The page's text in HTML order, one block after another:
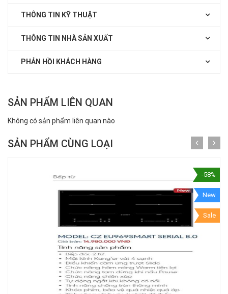
THÔNG TIN KỸ THUẬT
THÔNG TIN NHÀ SẢN XUẤT
PHẢN HỒI KHÁCH HÀNG
SẢN PHẨM LIÊN QUAN
Không có sản phẩm liên quan nào
SẢN PHẨM CÙNG LOẠI
-58%
New
Sale